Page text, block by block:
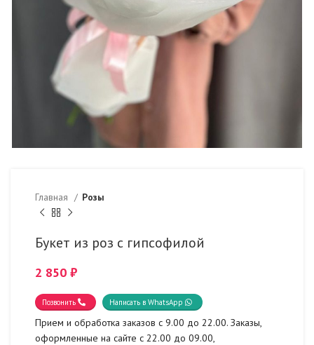
Главная Розы
Букет из роз с гипсофилой
2 850 ₽
Позвонить Написать в WhatsApp
Прием и обработка заказов с 9.00 до 22.00. Заказы,
оформленные на сайте с 22.00 до 09.00,